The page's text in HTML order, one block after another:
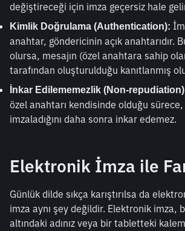
değiştireceği için imza geçersiz hale
Kimlik Doğrulama (Authentication):
anahtar, göndericinin açık anahtarıdır.
olursa, mesajın (özel anahtara sahip
tarafından oluşturulduğu kanıtlanmış
İnkar Edilememezlik (Non-
özel anahtarı kendisinde olduğu
imzaladığını daha sonra inkar edemez.
Elektronik İmza ile
Günlük dilde sıkça karıştırılsa da
imza aynı şey değildir. Elektronik imza,
altındaki adınız veya bir tabletteki